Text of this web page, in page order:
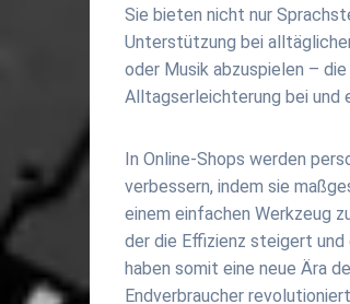
Sie bieten nicht nur
Unterstützung bei
oder Musik abzuspielen –
Alltagserleichterung bei und
In Online-Shops werden
verbessern, indem sie
einem einfachen Werkzeug
der die Effizienz steigert
haben somit eine neue Ära
Endverbraucher